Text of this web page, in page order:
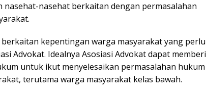
nasehat-nasehat berkaitan dengan permasalahan
kepentingan warga masyarakat yang perlu
Advokat. Idealnya Asosiasi Advokat dapat memberi
untuk ikut menyelesaikan permasalahan hukum
terutama warga masyarakat kelas bawah.